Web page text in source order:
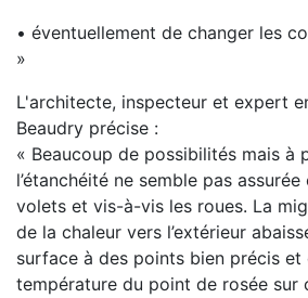
• éventuellement de changer les
»
L'architecte, inspecteur et expert
Beaudry précise :
« Beaucoup de possibilités mais à
l’étanchéité ne semble pas
volets et vis-à-vis les roues. La
de la chaleur vers l’extérieur
surface à des points bien précis et
température du point de rosée sur